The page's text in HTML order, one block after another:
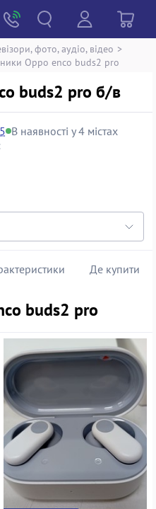
фото, аудіо, відео >
Oppo enco buds2 pro
buds2 pro б/в
В наявності у 4 містах
Де купити
buds2 pro